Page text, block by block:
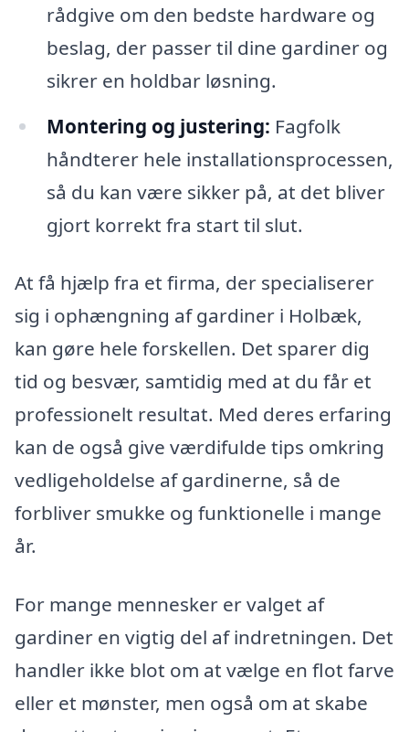
rådgive om den bedste hardware og
beslag, der passer til dine gardiner og
sikrer en holdbar løsning.
Montering og justering: Fagfolk
håndterer hele installationsprocessen,
så du kan være sikker på, at det bliver
gjort korrekt fra start til slut.
At få hjælp fra et firma, der specialiserer
sig i ophængning af gardiner i Holbæk,
kan gøre hele forskellen. Det sparer dig
tid og besvær, samtidig med at du får et
professionelt resultat. Med deres erfaring
kan de også give værdifulde tips omkring
vedligeholdelse af gardinerne, så de
forbliver smukke og funktionelle i mange
år.
For mange mennesker er valget af
gardiner en vigtig del af indretningen. Det
handler ikke blot om at vælge en flot farve
eller et mønster, men også om at skabe